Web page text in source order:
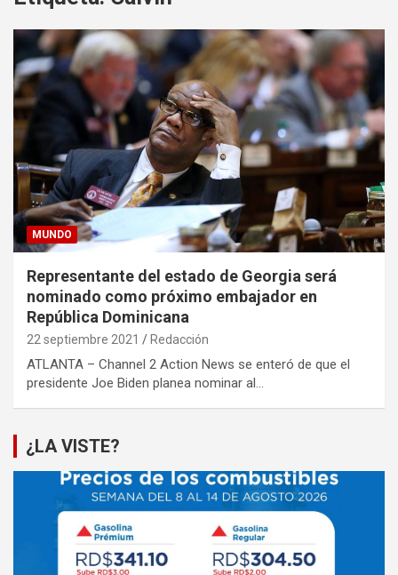
MUNDO
Representante del estado de Georgia será
nominado como próximo embajador en
República Dominicana
22 septiembre 2021 Redacción
ATLANTA – Channel 2 Action News se enteró de que el
presidente Joe Biden planea nominar al…
¿LA VISTE?